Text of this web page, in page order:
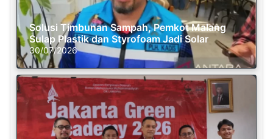
Solusi Timbunan Sampah, Pemkot Malang
Sulap Plastik dan Styrofoam Jadi Solar
30/07/2026